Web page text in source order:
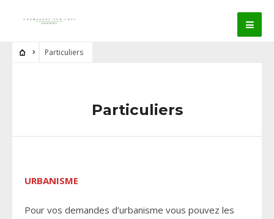
Particuliers
Particuliers
URBANISME
Pour vos demandes d’urbanisme vous pouvez les